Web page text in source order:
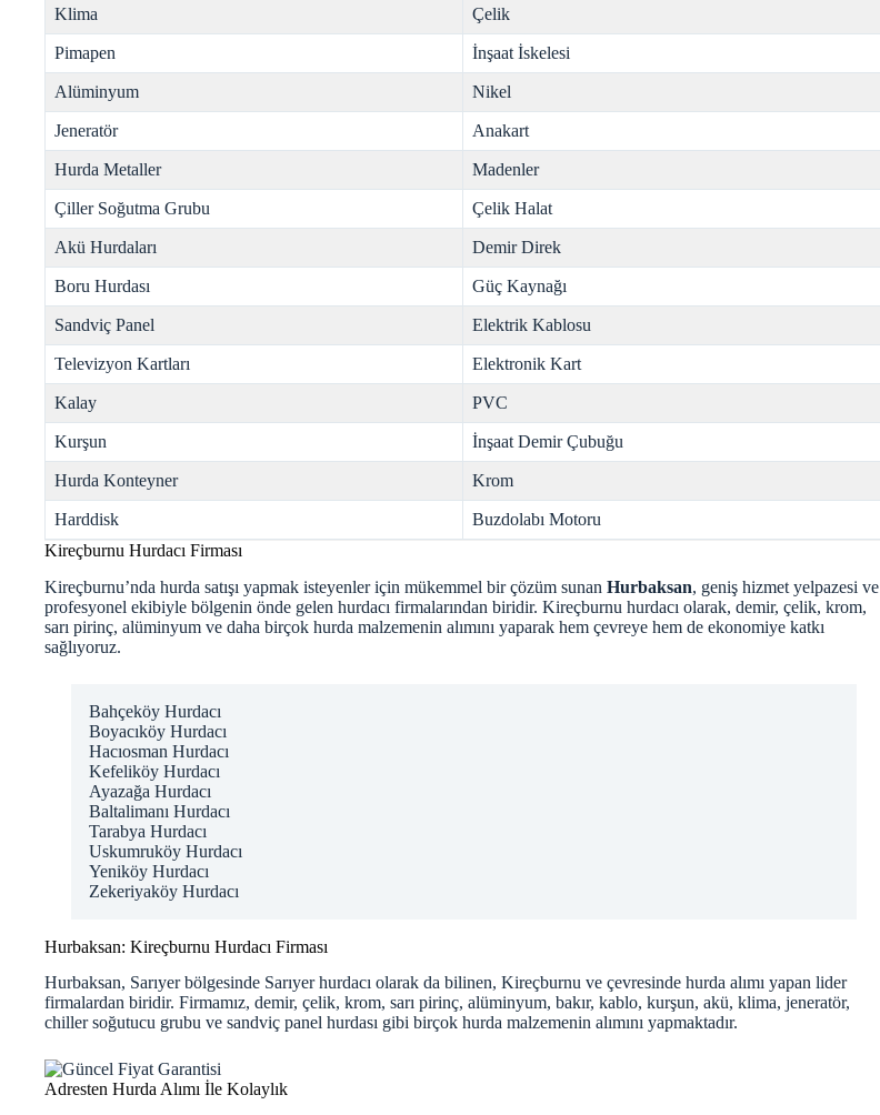
Klima Çelik
Pimapen İnşaat İskelesi
Alüminyum Nikel
Jeneratör Anakart
Hurda Metaller Madenler
Çiller Soğutma Grubu Çelik Halat
Akü Hurdaları Demir Direk
Boru Hurdası Güç Kaynağı
Sandviç Panel Elektrik Kablosu
Televizyon Kartları Elektronik Kart
Kalay PVC
Kurşun İnşaat Demir Çubuğu
Hurda Konteyner Krom
Harddisk
Buzdolabı Motoru
Kireçburnu Hurdacı Firması
Kireçburnu’nda hurda satışı yapmak isteyenler için mükemmel bir çözüm sunan Hurbaksan, geniş hizmet yelpazesi ve
profesyonel ekibiyle bölgenin önde gelen hurdacı firmalarından biridir. Kireçburnu hurdacı olarak, demir, çelik, krom,
sarı pirinç, alüminyum ve daha birçok hurda malzemenin alımını yaparak hem çevreye hem de ekonomiye katkı
sağlıyoruz.
Bahçeköy Hurdacı
Boyacıköy Hurdacı
Hacıosman Hurdacı
Kefeliköy Hurdacı
Ayazağa Hurdacı
Baltalimanı Hurdacı
Tarabya Hurdacı
Uskumruköy Hurdacı
Yeniköy Hurdacı
Zekeriyaköy Hurdacı
Hurbaksan: Kireçburnu Hurdacı Firması
Hurbaksan, Sarıyer bölgesinde Sarıyer hurdacı olarak da bilinen, Kireçburnu ve çevresinde hurda alımı yapan lider
firmalardan biridir. Firmamız, demir, çelik, krom, sarı pirinç, alüminyum, bakır, kablo, kurşun, akü, klima, jeneratör,
chiller soğutucu grubu ve sandviç panel hurdası gibi birçok hurda malzemenin alımını yapmaktadır.
Adresten Hurda Alımı İle Kolaylık